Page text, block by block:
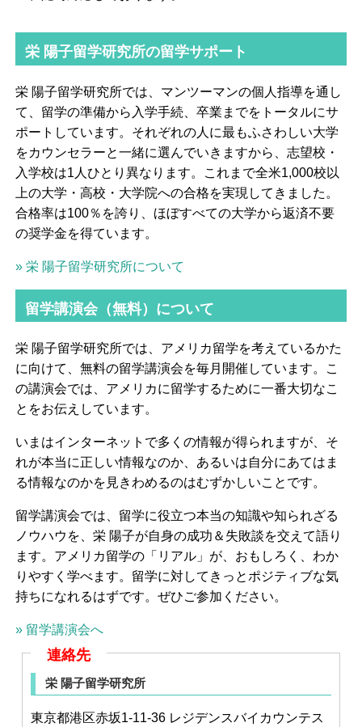
栄 陽子留学研究所の留学サポート
栄 陽子留学研究所では、マンツーマンの個人指導を通し
て、留学の準備から入学手続、卒業までをトータルにサ
ポートしています。それぞれの人に最もふさわしい大学
をカウンセラーと一緒に選んでいきますから、志望校・
入学校は1人ひとり異なります。これまで全米1,000校以
上の大学・高校・大学院への合格を実現してきました。
合格率は100％を誇り、ほぼすべての大学から返済不要
の奨学金を得ています。
» 栄 陽子留学研究所について
留学講演会（無料）について
栄 陽子留学研究所では、アメリカ留学を考えているかた
に向けて、無料の留学講演会を毎月開催しています。こ
の講演会では、アメリカに留学するために一番大切なこ
とをお伝えしています。
いまはインターネットで多くの情報が得られますが、そ
れが本当に正しい情報なのか、あるいは自分にあてはま
る情報なのかを見きわめるのはむずかしいことです。
留学講演会では、留学に役立つ本当の知識や知られざる
ノウハウを、栄 陽子が自身の成功＆失敗談を交えて語り
ます。アメリカ留学の「リアル」が、おもしろく、わか
りやすく学べます。留学に対してきっとポジティブな気
持ちになれるはずです。ぜひご参加ください。
» 留学講演会へ
連絡先
栄 陽子留学研究所
東京都港区赤坂1-11-36 レジデンスバイカウンテス